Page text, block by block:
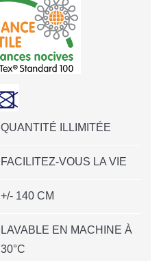
QUANTITÉ ILLIMITÉE
FACILITEZ-VOUS LA VIE
+/- 140 CM
LAVABLE EN MACHINE À
30°C